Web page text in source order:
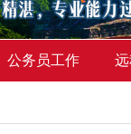
公务员工作